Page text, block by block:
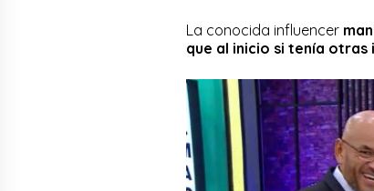
La conocida influencer
que al inicio si tenía otras